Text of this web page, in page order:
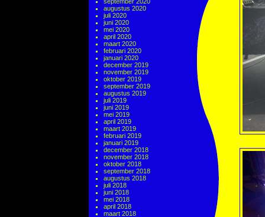
augustus 2020
juli 2020
juni 2020
mei 2020
april 2020
maart 2020
februari 2020
januari 2020
december 2019
november 2019
oktober 2019
september 2019
augustus 2019
juli 2019
juni 2019
mei 2019
april 2019
maart 2019
februari 2019
januari 2019
december 2018
november 2018
oktober 2018
september 2018
augustus 2018
juli 2018
juni 2018
mei 2018
april 2018
maart 2018